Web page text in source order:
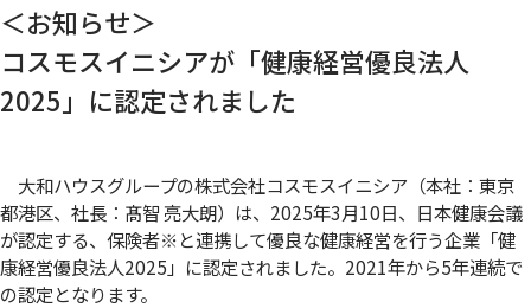
＜お知らせ＞
コスモスイニシアが「健康経営優良法人
2025」に認定されました
大和ハウスグループの株式会社コスモスイニシア（本社：東京
都港区、社長：髙智 亮大朗）は、2025年3月10日、日本健康会議
が認定する、保険者※と連携して優良な健康経営を行う企業「健
康経営優良法人2025」に認定されました。2021年から5年連続で
の認定となります。